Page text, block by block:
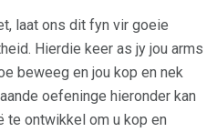
laat ons dit fyn vir goeie
Hierdie keer as jy jou arms
beweeg en jou kop en nek
oefeninge hieronder kan
te ontwikkel om u kop en